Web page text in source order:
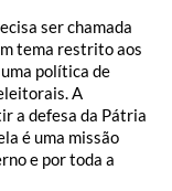
ser chamada
tema restrito aos
política de
A
a defesa da Pátria
é uma missão
e por toda a